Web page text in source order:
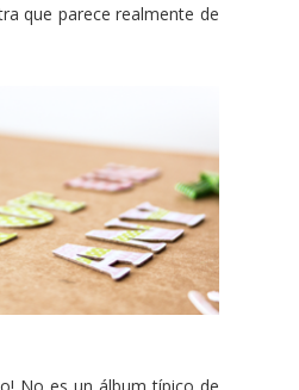
que parece realmente de